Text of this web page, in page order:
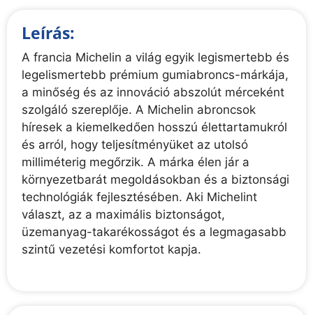
Leírás:
A francia Michelin a világ egyik legismertebb és
legelismertebb prémium gumiabroncs-márkája,
a minőség és az innováció abszolút mérceként
szolgáló szereplője. A Michelin abroncsok
híresek a kiemelkedően hosszú élettartamukról
és arról, hogy teljesítményüket az utolsó
milliméterig megőrzik. A márka élen jár a
környezetbarát megoldásokban és a biztonsági
technológiák fejlesztésében. Aki Michelint
választ, az a maximális biztonságot,
üzemanyag-takarékosságot és a legmagasabb
szintű vezetési komfortot kapja.